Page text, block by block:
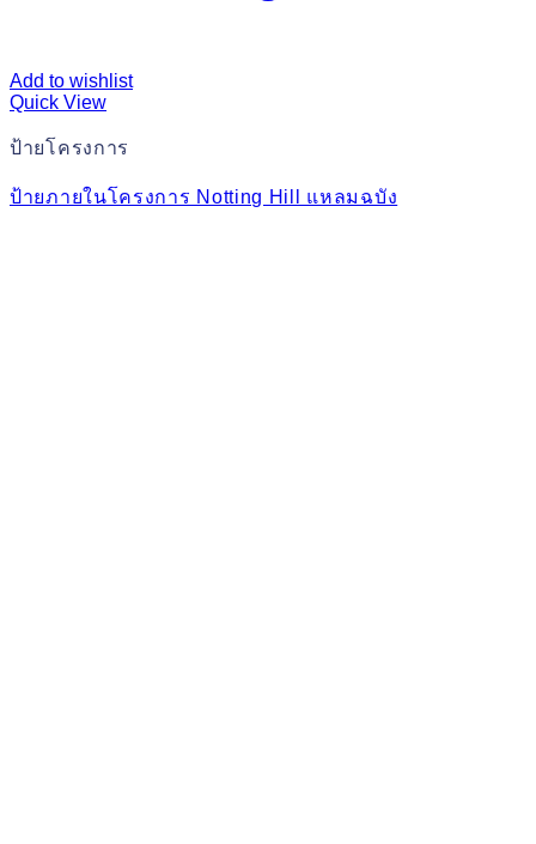
Add to wishlist
Quick View
ป้ายโครงการ
ป้ายภายในโครงการ Notting Hill แหลมฉบัง